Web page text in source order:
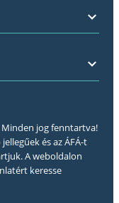
jog fenntartva!
és az ÁFÁ-t
A weboldalon
keresse